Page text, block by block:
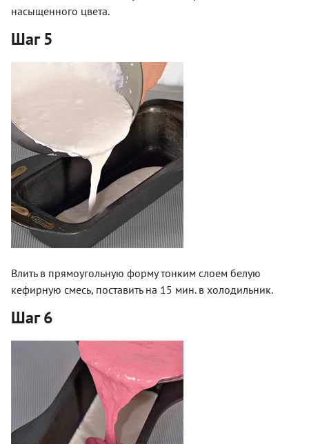
насыщенного цвета.
Шаг 5
Влить в прямоугольную форму тонким слоем белую
кефирную смесь, поставить на 15 мин. в холодильник.
Шаг 6